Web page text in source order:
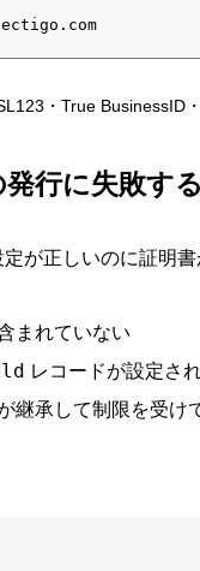
・True BusinessID
行に失敗す
が正しいのに証明
まれていない
レコードが設定さ
継承して制限を受け